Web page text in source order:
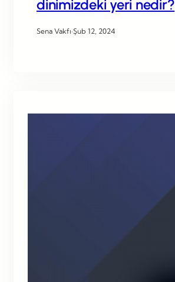
dinimizdeki yeri nedir?
Sena Vakfı·Şub 12, 2024